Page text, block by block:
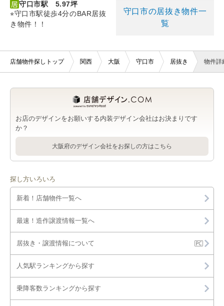
守口市駅 5.97坪
⭐︎守口市駅徒歩4分のBAR居抜
き物件！！
守口市の居抜き物件一
覧
店舗物件探しトップ 関西 大阪 守口市 居抜き 物件詳
お店のデザインをお願いする内装デザイン会社はお決まりです
か？
大阪府のデザイン会社をお探しの方はこちら
探し方いろいろ
新着！店舗物件一覧へ
最速！造作譲渡情報一覧へ
居抜き・譲渡情報について
人気駅ランキングから探す
乗降客数ランキングから探す